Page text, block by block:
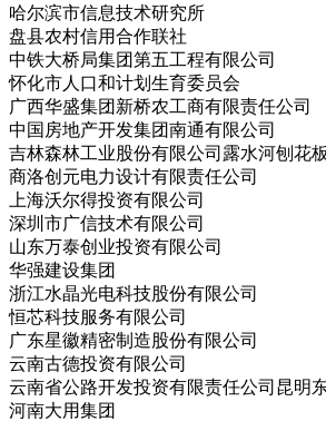
哈尔滨市信息技术研究所
盘县农村信用合作联社
中铁大桥局集团第五工程有限公司
怀化市人口和计划生育委员会
广西华盛集团新桥农工商有限责任公司
中国房地产开发集团南通有限公司
吉林森林工业股份有限公司露水河刨花
商洛创元电力设计有限责任公司
上海沃尔得投资有限公司
深圳市广信技术有限公司
山东万泰创业投资有限公司
华强建设集团
浙江水晶光电科技股份有限公司
恒芯科技服务有限公司
广东星徽精密制造股份有限公司
云南古德投资有限公司
云南省公路开发投资有限责任公司昆明
河南大用集团